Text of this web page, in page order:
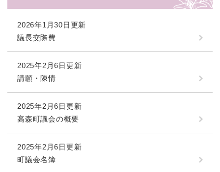
2026年1月30日更新
議長交際費
2025年2月6日更新
請願・陳情
2025年2月6日更新
高森町議会の概要
2025年2月6日更新
町議会名簿